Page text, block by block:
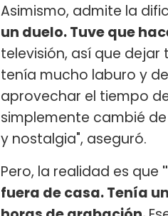
Asimismo, admite la
un duelo. Tuve que
televisión, así que
tenía mucho laburo y
aprovechar el tiempo
simplemente cambié
y nostalgia", aseguró.
Pero, la realidad es que
fuera de casa. Tenía